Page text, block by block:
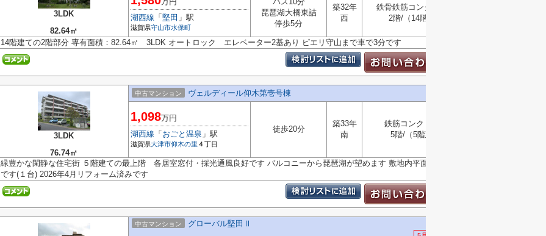
3LDK
82.64㎡
湖西線 「 堅田 」駅
滋賀県守山市水保町
琵琶湖大橋東詰
停歩5分
築32年
西
鉄骨鉄筋コンクリート
2階/（14階建）
14階建ての2階部分 専有面積：82.64㎡ 3LDK オートロック エレベーター2基あり ピエリ守山まで車で3分です
3LDK
76.74㎡
中古マンション ヴェルディール仰木第壱号棟
1,098万円
湖西線 「 おごと温泉 」駅
滋賀県大津市仰木の里 ４丁目
徒歩20分
築33年
南
鉄筋コンクリート
5階/（5階建）
緑豊かな閑静な住宅街 ５階建ての最上階 各居室窓付・採光通風良好です バルコニーから琵琶湖が望めます 敷地内平面駐車場無料
です(１台) 2026年4月リフォーム済みです
中古マンション グローバル堅田Ⅱ